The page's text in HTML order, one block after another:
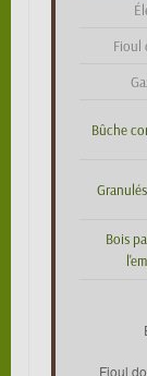
Fioul
Bûche
Bois